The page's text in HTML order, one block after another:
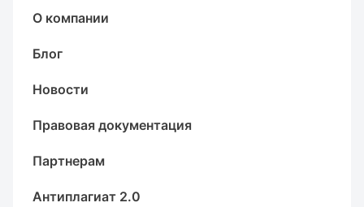
О компании
Блог
Новости
Правовая документация
Партнерам
Антиплагиат 2.0